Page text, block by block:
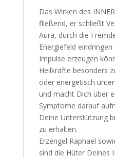
Das Wirken des
fließend, er schließt
Aura, durch die
Energiefeld
Impulse erzeugen
Heilkräfte besonders
oder energetisch
und macht Dich über
Symptome darauf
Deine Unterstützung
zu erhalten.
Erzengel Raphael
sind die Hüter Deines